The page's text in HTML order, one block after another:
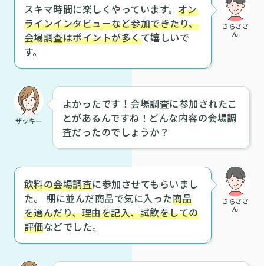
さらささ
ん
スキマ時間に楽しくやっています。 オン
ラインインタビューなど参加できたり、
会場調査はポイントが多くて嬉しいで
す。
ザッキー
よかったです！会場調査に参加されたこ
とがあるんですね！どんな内容の会場調
査だったのでしょうか？
さらささ
ん
飲料の会場調査に参加させてもらいまし
た。 棚に並んだ商品で気に入った商品
を選んだり、理由を記入、試飲をしての
評価などでした。